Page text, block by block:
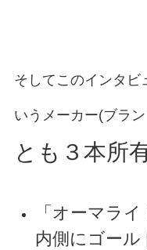
そしてこのインタビ
いうメーカー(ブラ
とも３本所
「オーマラ
内側にゴー